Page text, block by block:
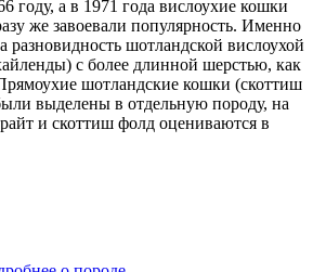
году, а в 1971 года вислоухие кошки
же завоевали популярность. Именно
шотландской вислоухой
с более длинной шерстью, как
шотландские кошки (скоттиш
выделены в отдельную породу, на
и скоттиш фолд оцениваются в